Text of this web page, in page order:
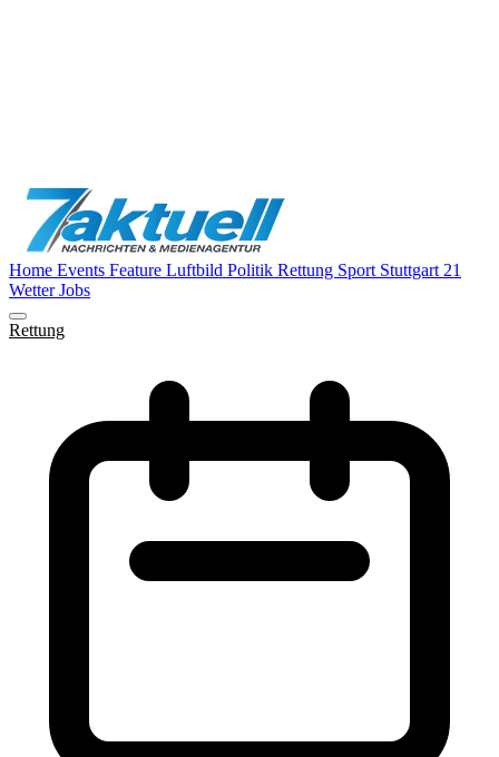
Home Events Feature Luftbild Politik Rettung Sport Stuttgart 21
WetterJobs
Rettung